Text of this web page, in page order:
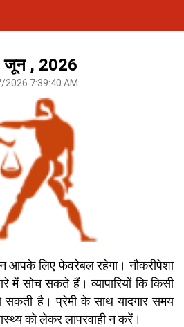
जून , 2026
2026 7:39:40 AM
आपके लिए फेवरेबल रहेगा। नौकरीपेशा
में सोच सकते हैं। व्यापारियों कि किसी
सकती है। प्रेमी के साथ यादगार समय
को लेकर लापरवाही न करें।